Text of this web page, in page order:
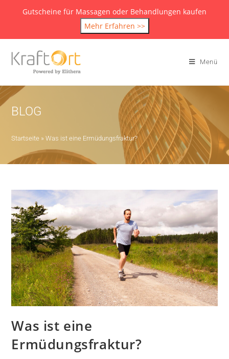
Gutscheine für Massagen oder Behandlungen kaufen
Mehr Erfahren >>
Menü
BLOG
Startseite »Was ist eine Ermüdungsfraktur?
Was ist eine
Ermüdungsfraktur?